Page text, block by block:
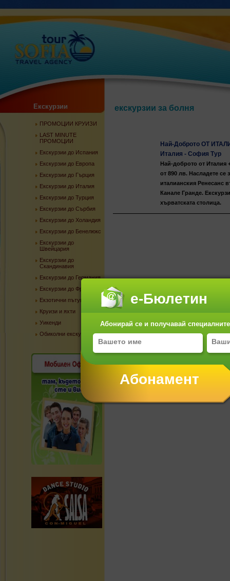
е-Бюлетин
Абонирай се и получавай
Екскурзии
ПРОМОЦИИ КРУИЗИ
LAST MINUTE
ПРОМОЦИИ
Екскурзии до Испания
Екскурзии до Европа
Екскурзии до Гърция
Екскурзии до Италия
Екскурзии до Турция
Екскурзии до Сърбия
Екскурзии до Холандия
Екскурзии до Бенелюкс
Екскурзии до
Швейцария
Екскурзии до
Скандинавия
Екскурзии до Германия
Екскурзии до Франция
Екзотични пътувания
Круизи и яхти
Уикенди
Обиколни екскурзии
екскурзии за болня
Най-Доброто ОТ
Италия - София Тур
Най-доброто от Италия
от 890 лв. Насладете се
италианския Ренесанс
Канале Гранде.
хърватската столица.